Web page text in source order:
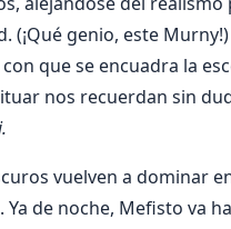
(¡Qué genio, este
que se encuadra la
nos recuerdan sin
vuelven a dominar
Ya de noche, Mefisto va